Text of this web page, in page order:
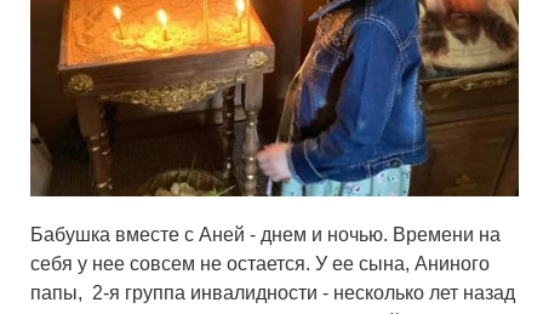
Бабушка вместе с Аней - днем и ночью. Времени на
себя у нее совсем не остается. У ее сына, Аниного
папы, 2-я группа инвалидности - несколько лет назад